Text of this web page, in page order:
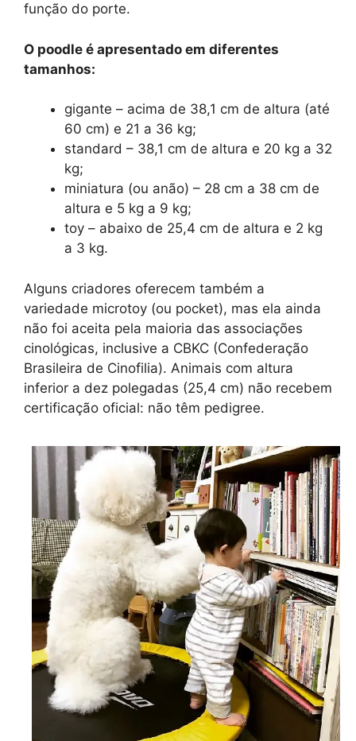
função do porte.
O poodle é apresentado em diferentes
tamanhos:
gigante – acima de 38,1 cm de altura (até
60 cm) e 21 a 36 kg;
standard – 38,1 cm de altura e 20 kg a 32
kg;
miniatura (ou anão) – 28 cm a 38 cm de
altura e 5 kg a 9 kg;
toy – abaixo de 25,4 cm de altura e 2 kg
a 3 kg.
Alguns criadores oferecem também a
variedade microtoy (ou pocket), mas ela ainda
não foi aceita pela maioria das associações
cinológicas, inclusive a CBKC (Confederação
Brasileira de Cinofilia). Animais com altura
inferior a dez polegadas (25,4 cm) não recebem
certificação oficial: não têm pedigree.